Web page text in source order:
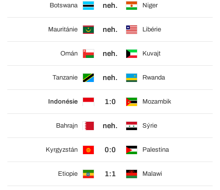
Botswana neh. Niger
Mauritánie neh. Libérie
Omán neh. Kuvajt
Tanzanie neh. Rwanda
Indonésie 1:0 Mozambik
Bahrajn neh. Sýrie
Kyrgyzstán 0:0 Palestina
Etiopie 1:1 Malawi